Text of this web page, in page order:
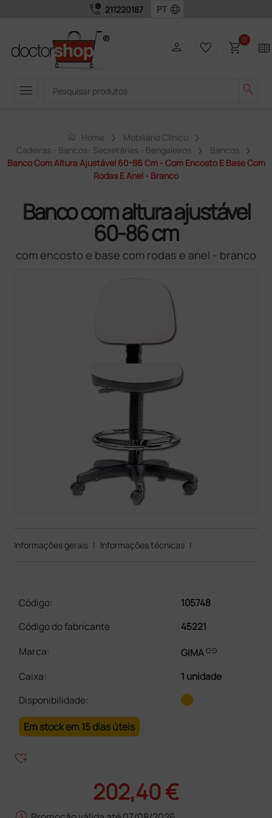
call_quality 211220187 language
menu search
person favorite_border shopping_cart0 two_pager
home Home
Mobiliário Clínico
Cadeiras - Bancos- Secretárias - Bengaleiros
Bancos
Banco Com Altura Ajustável 60-86 Cm - Com Encosto E Base Com
Rodas E Anel - Branco
Banco com altura ajustável
60-86 cm
com encosto e base com rodas e anel - branco
Informações gerais | Informações técnicas |
Código:
105748
Código do fabricante
45221
Marca:
GIMAlink
Caixa:
1 unidade
Disponibilidade:
Em stock em 15 dias úteis
heart_plus
202,40 €